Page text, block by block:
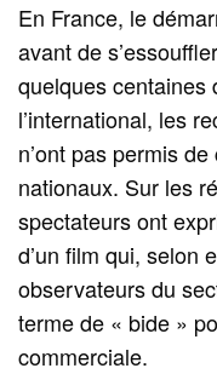
En France, le
avant de
quelques centaines
l’international, les
n’ont pas permis
nationaux. Sur les
spectateurs ont
d’un film qui, selon
observateurs du
terme de « bide »
commerciale.